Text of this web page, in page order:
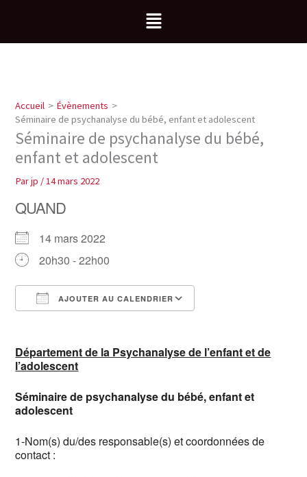
contenu
Menu
Accueil
Évènements
Séminaire de psychanalyse du bébé, enfant et adolescent
Séminaire de psychanalyse du bébé,
enfant et adolescent
Parjp /14 mars 2022
QUAND
14 mars 2022
20h30 - 22h00
AJOUTER AU CALENDRIER
Département de la Psychanalyse de l’enfant et de
l’adolescent
Séminaire de psychanalyse du bébé, enfant et
adolescent
1-Nom(s) du/des responsable(s) et coordonnées de
contact :